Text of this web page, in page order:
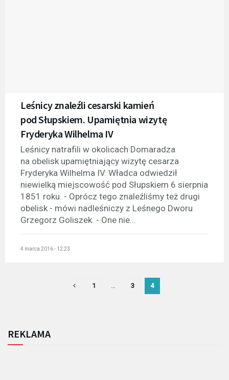
Leśnicy znaleźli cesarski kamień
pod Słupskiem. Upamiętnia wizytę
Fryderyka Wilhelma IV
Leśnicy natrafili w okolicach Domaradza
na obelisk upamiętniający wizytę cesarza
Fryderyka Wilhelma IV. Władca odwiedził
niewielką miejscowość pod Słupskiem 6 sierpnia
1851 roku. - Oprócz tego znaleźliśmy też drugi
obelisk - mówi nadleśniczy z Leśnego Dworu
Grzegorz Goliszek. - One nie...
4 marca 2016 - 12:23
1 … 3 4
REKLAMA